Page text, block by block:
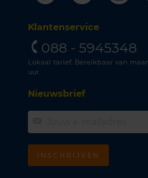
Klantenservice
088 - 5945348
Lokaal tarief. Bereikbaar van
uur.
Nieuwsbrief
INSCHRIJVEN